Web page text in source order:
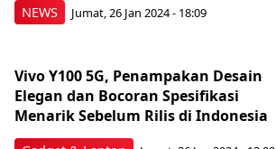
NEWS Jumat, 26 Jan 2024 - 18:09
Vivo Y100 5G, Penampakan Desain
Elegan dan Bocoran Spesifikasi
Menarik Sebelum Rilis di Indonesia